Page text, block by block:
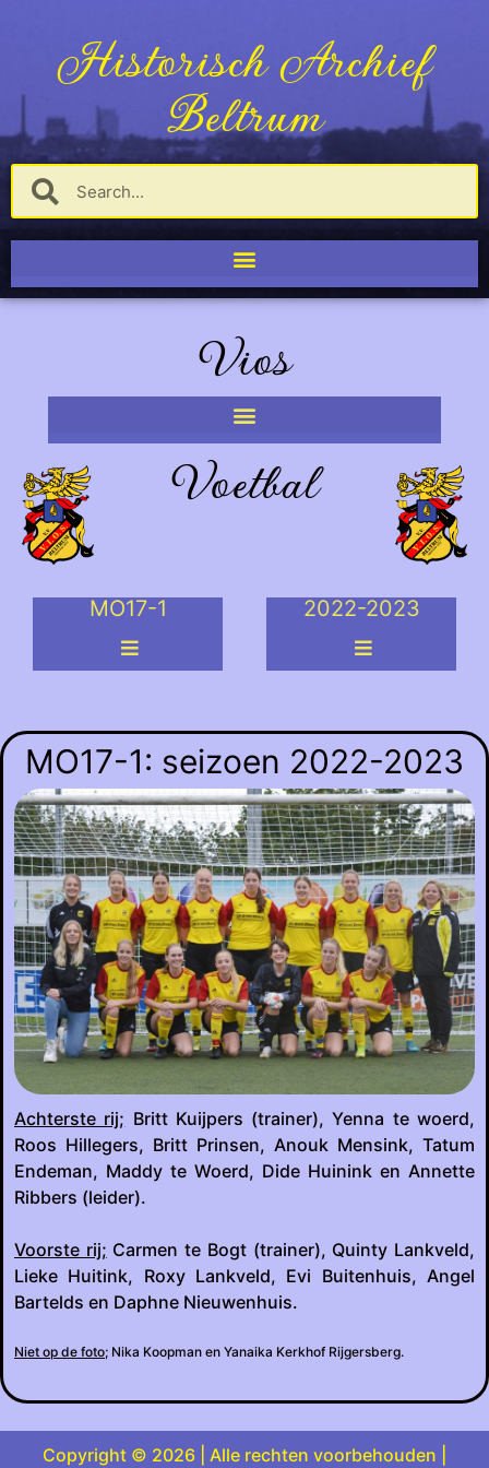
Historisch Archief
Beltrum
Vios
Voetbal
MO17-1 2022-2023
MO17-1: seizoen 2022-2023
Achterste rij; Britt Kuijpers (trainer), Yenna te woerd,
Roos Hillegers, Britt Prinsen, Anouk Mensink, Tatum
Endeman, Maddy te Woerd, Dide Huinink en Annette
Ribbers (leider).
Voorste rij; Carmen te Bogt (trainer), Quinty Lankveld,
Lieke Huitink, Roxy Lankveld, Evi Buitenhuis, Angel
Bartelds en Daphne Nieuwenhuis.
Niet op de foto; Nika Koopman en Yanaika Kerkhof Rijgersberg.
Copyright © 2026 | Alle rechten voorbehouden |